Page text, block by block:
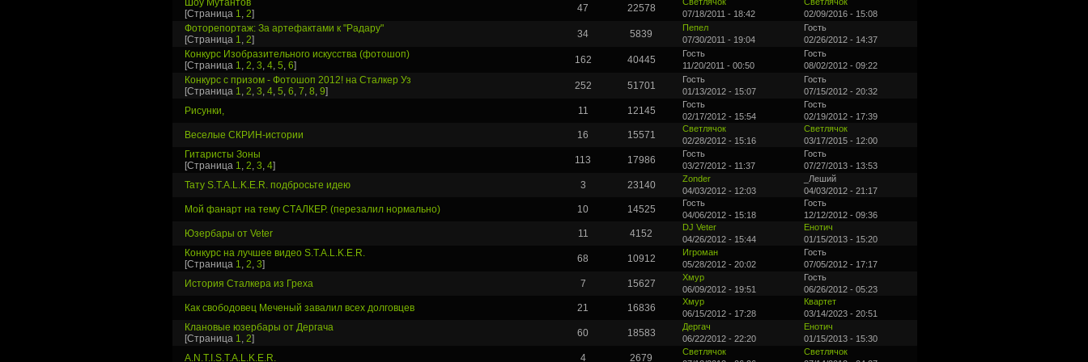
Шоу Мутантов
[Страница 1, 2] 47 22578
07/18/2011 - 18:42
02/09/2016 - 15:08
Фоторепортаж: За артефактами к "Радару"
[Страница 1, 2] 34 5839
Пепел
07/30/2011 - 19:04
Гость
02/26/2012 - 14:37
Конкурс Изобразительного искусства (фотошоп)
[Страница 1, 2, 3, 4, 5, 6] 162 40445
Гость
11/20/2011 - 00:50
Гость
08/02/2012 - 09:22
Конкурс с призом - Фотошоп 2012! на Сталкер Уз
[Страница 1, 2, 3, 4, 5, 6, 7, 8, 9] 252 51701
Гость
01/13/2012 - 15:07
Гость
07/15/2012 - 20:32
Рисунки, 11 12145
Гость
02/17/2012 - 15:54
Гость
02/19/2012 - 17:39
Веселые СКРИН-истории 16 15571
Светлячок
02/28/2012 - 15:16
Светлячок
03/17/2015 - 12:00
Гитаристы Зоны
[Страница 1, 2, 3, 4] 113 17986
Гость
03/27/2012 - 11:37
Гость
07/27/2013 - 13:53
Тату S.T.A.L.K.E.R. подбросьте идею 3 23140
Zonder
04/03/2012 - 12:03
_Леший
04/03/2012 - 21:17
Мой фанарт на тему СТАЛКЕР. (перезалил нормально) 10 14525
Гость
04/06/2012 - 15:18
Гость
12/12/2012 - 09:36
Юзербары от Veter 11 4152
DJ Veter
04/26/2012 - 15:44
Енотич
01/15/2013 - 15:20
Конкурс на лучшее видео S.T.A.L.K.E.R.
[Страница 1, 2, 3] 68 10912
Игроман
05/28/2012 - 20:02
Гость
07/05/2012 - 17:17
История Сталкера из Греха 7 15627
Хмур
06/09/2012 - 19:51
Гость
06/26/2012 - 05:23
Как свободовец Меченый завалил всех долговцев 21 16836
Хмур
06/15/2012 - 17:28
Квартет
03/14/2023 - 20:51
Клановые юзербары от Дергача
[Страница 1, 2] 60 18583
Дергач
06/22/2012 - 22:20
Енотич
01/15/2013 - 15:30
A.N.T.I.S.T.A.L.K.E.R. 4 2679
Светлячок
Светлячок